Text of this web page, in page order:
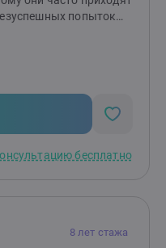
попыток
направлении
— это не
работа с
бесплатно
8 лет стажа